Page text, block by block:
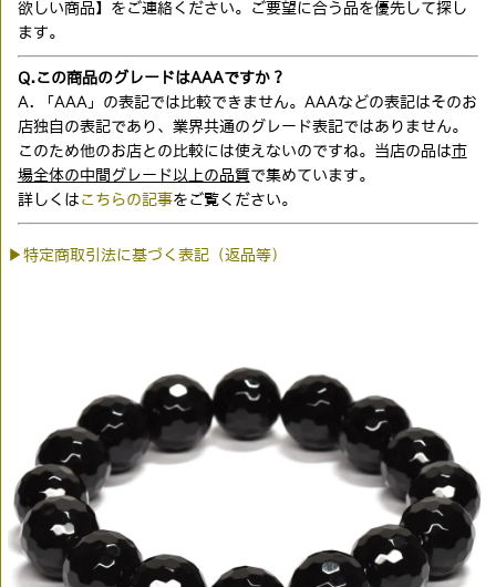
欲しい商品】をご連絡ください。ご要望に合う品を優先して探し
ます。
Q.この商品のグレードはAAAですか？
A. 「AAA」の表記では比較できません。AAAなどの表記はそのお
店独自の表記であり、業界共通のグレード表記ではありません。
このため他のお店との比較には使えないのですね。当店の品は市
場全体の中間グレード以上の品質で集めています。
詳しくは こちらの記事をご覧ください。
▶特定商取引法に基づく表記（返品等）